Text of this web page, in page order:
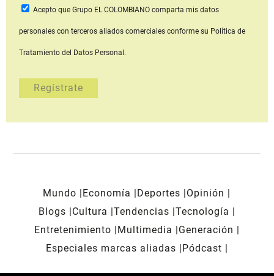
Acepto que Grupo EL COLOMBIANOcomparta mis datos
personales con terceros aliados comerciales conforme su Política de
Tratamiento del Datos Personal.
Mundo Economía Deportes
Opinión
Blogs
Cultura Tendencias Tecnología
Entretenimiento
Multimedia
Generación
Especiales marcas aliadas
Pódcast